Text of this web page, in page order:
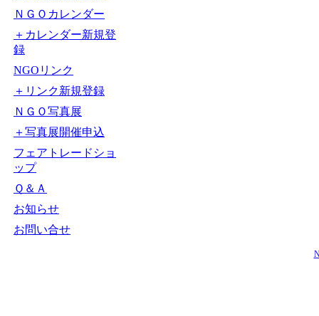
ＮＧＯカレンダー
＋カレンダー新規登
録
NGOリンク
＋リンク新規登録
ＮＧＯ写真展
＋写真展開催申込
フェアトレードショ
ップ
Ｑ＆Ａ
お知らせ
お問い合せ